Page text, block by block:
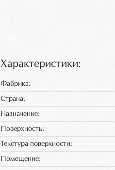
Характеристики:
Фабрика:
Страна:
Назначение:
Поверхность:
Текстура поверхности:
Помещение: